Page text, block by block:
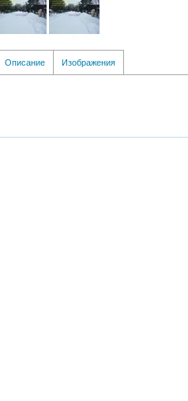
Описание Изображения